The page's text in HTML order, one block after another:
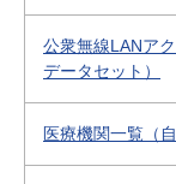
公衆無線LANア
データセット）
医療機関一覧（